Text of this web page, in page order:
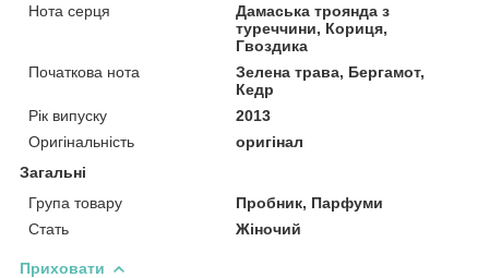
Нота серця
Дамаська троянда з
туреччини, Кориця,
Гвоздика
Початкова нота
Зелена трава, Бергамот,
Кедр
Рік випуску
2013
Оригінальність
оригінал
Загальні
Група товару
Пробник, Парфуми
Стать
Жіночий
Приховати